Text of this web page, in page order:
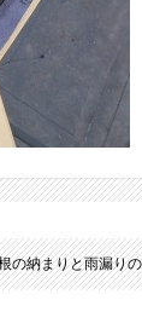
の納まりと雨漏り